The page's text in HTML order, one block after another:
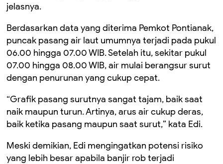
jelasnya.
Berdasarkan data yang diterima Pemkot Pontianak,
puncak pasang air laut umumnya terjadi pada pukul
06.00 hingga 07.00 WIB. Setelah itu, sekitar pukul
07.00 hingga 08.00 WIB, air mulai berangsur surut
dengan penurunan yang cukup cepat.
“Grafik pasang surutnya sangat tajam, baik saat
naik maupun turun. Artinya, arus air cukup deras,
baik ketika pasang maupun saat surut,” kata Edi.
Meski demikian, Edi mengingatkan potensi risiko
yang lebih besar apabila banjir rob terjadi